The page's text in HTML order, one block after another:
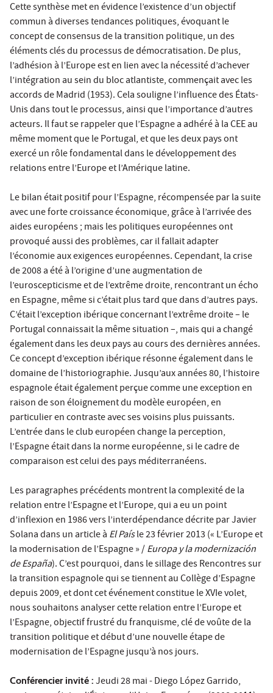
Cette synthèse met en évidence l’existence d’un objectif
commun à diverses tendances politiques, évoquant le
concept de consensus de la transition politique, un des
éléments clés du processus de démocratisation. De plus,
l’adhésion à l’Europe est en lien avec la nécessité d’achever
l’intégration au sein du bloc atlantiste, commençait avec les
accords de Madrid (1953). Cela souligne l’influence des États-
Unis dans tout le processus, ainsi que l’importance d’autres
acteurs. Il faut se rappeler que l’Espagne a adhéré à la CEE au
même moment que le Portugal, et que les deux pays ont
exercé un rôle fondamental dans le développement des
relations entre l’Europe et l’Amérique latine.
Le bilan était positif pour l’Espagne, récompensée par la suite
avec une forte croissance économique, grâce à l’arrivée des
aides européens ; mais les politiques européennes ont
provoqué aussi des problèmes, car il fallait adapter
l’économie aux exigences européennes. Cependant, la crise
de 2008 a été à l’origine d’une augmentation de
l’euroscepticisme et de l’extrême droite, rencontrant un écho
en Espagne, même si c’était plus tard que dans d’autres pays.
C’était l’exception ibérique concernant l’extrême droite – le
Portugal connaissait la même situation –, mais qui a changé
également dans les deux pays au cours des dernières années.
Ce concept d’exception ibérique résonne également dans le
domaine de l’historiographie. Jusqu’aux années 80, l’histoire
espagnole était également perçue comme une exception en
raison de son éloignement du modèle européen, en
particulier en contraste avec ses voisins plus puissants.
L’entrée dans le club européen change la perception,
l’Espagne était dans la norme européenne, si le cadre de
comparaison est celui des pays méditerranéens.
Les paragraphes précédents montrent la complexité de la
relation entre l’Espagne et l’Europe, qui a eu un point
d’inflexion en 1986 vers l’interdépendance décrite par Javier
Solana dans un article à El Paísle 23 février 2013 (« L’Europe et
la modernisation de l’Espagne » /Europa y la modernización
de España). C’est pourquoi, dans le sillage des Rencontres sur
la transition espagnole qui se tiennent au Collège d’Espagne
depuis 2009, et dont cet événement constitue le XVIe volet,
nous souhaitons analyser cette relation entre l’Europe et
l’Espagne, objectif frustré du franquisme, clé de voûte de la
transition politique et début d’une nouvelle étape de
modernisation de l’Espagne jusqu’à nos jours.
Conférencier invité : Jeudi 28 mai - Diego López Garrido,